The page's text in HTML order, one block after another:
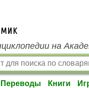
на
Переводы Книги